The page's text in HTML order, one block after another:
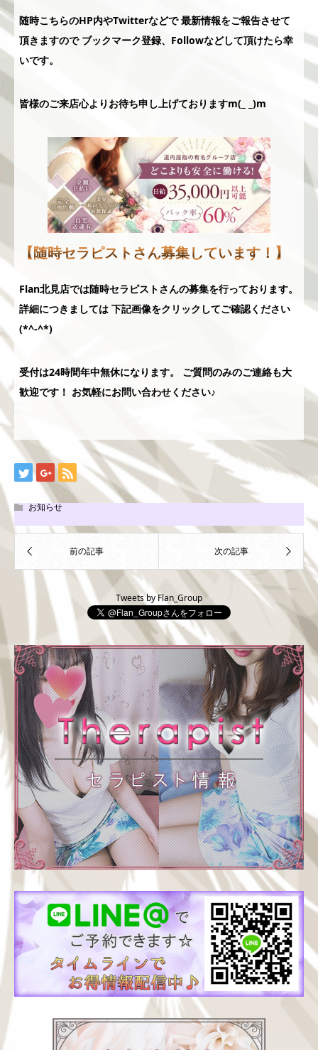
随時こちらのHP内やTwitterなどで 最新情報をご報告させて
頂きますので ブックマーク登録、Followなどして頂けたら幸
いです。
皆様のご来店心よりお待ち申し上げておりますm(_ _)m
【随時セラピストさん募集しています！】
Flan北見店では随時セラピストさんの募集を行っております。
詳細につきましては 下記画像をクリックしてご確認ください
(*^-^*)
受付は24時間年中無休になります。 ご質問のみのご連絡も大
歓迎です！ お気軽にお問い合わせください♪
お知らせ
Tweets by Flan_Group